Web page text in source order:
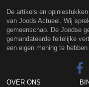
De artikels en
van Joods Actueel. Wij
gemeenschap. De Joodse
gemandateerde feitelijke
een eigen mening te
OVER ONS